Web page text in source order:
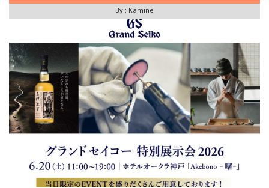
By : Kamine